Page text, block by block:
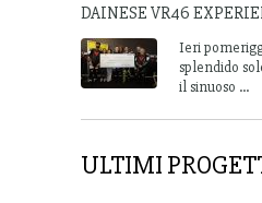
DAINESE VR46
Ieri
splendido
il sinuoso ...
ULTIMI